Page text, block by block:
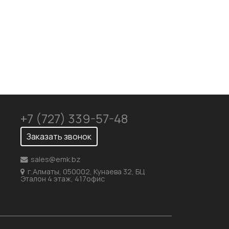
+7 (727) 339-57-48
Заказать звонок
sales@emk.bz
г.Алматы, 050002, Кунаева 32, БЦ
Эталон 4 этаж, 417офис